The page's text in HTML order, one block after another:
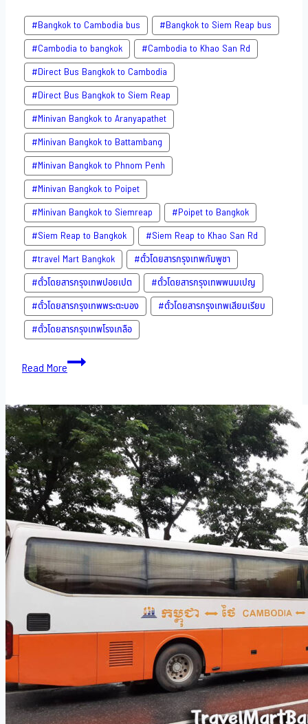
#Bangkok to Cambodia bus
#Bangkok to Siem Reap bus
#Cambodia to bangkok
#Cambodia to Khao San​ Rd
#Direct​ Bus Bangkok to Cambodia
#Direct​ Bus Bangkok to Siem Reap
#Minivan Bangkok to​ Aranyapathet​
#Minivan​ Bangkok to Battambang
#Minivan Bangkok to Phnom Penh
#Minivan Bangkok to Poipet
#Minivan Bangkok to Siemreap
#Poipet to Bangkok
#Siem Reap to Bangkok
#Siem Reap to Khao San​ Rd
#travel Mart Bangkok
#ตั๋วโดยสารกรุงเทพกัมพูชา
#ตั๋วโดยสารกรุงเทพปอยเปต
#ตั๋วโดยสารกรุงเทพพนมเปญ
#ตั๋วโดยสารกรุงเทพพระตะบอง
#ตั๋วโดยสารกรุงเทพเสียมเรียบ
#ตั๋วโดยสารกรุงเทพโรงเกลือ
Read MoreBus
to
14-
10-
2022